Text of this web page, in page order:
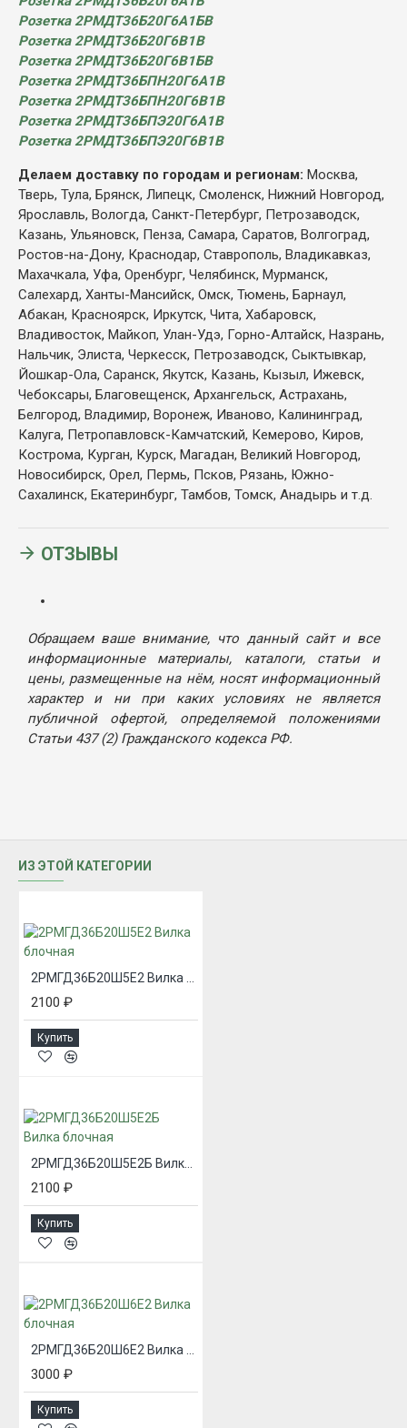
Розетка 2РМДТ36Б20Г6А1БВ
Розетка 2РМДТ36Б20Г6В1В
Розетка 2РМДТ36Б20Г6В1БВ
Розетка 2РМДТ36БПН20Г6А1В
Розетка 2РМДТ36БПН20Г6В1В
Розетка 2РМДТ36БПЭ20Г6А1В
Розетка 2РМДТ36БПЭ20Г6В1В
Делаем доставку по городам и регионам: Москва,
Тверь, Тула, Брянск, Липецк, Смоленск, Нижний Новгород,
Ярославль, Вологда, Санкт-Петербург, Петрозаводск,
Казань, Ульяновск, Пенза, Самара, Саратов, Волгоград,
Ростов-на-Дону, Краснодар, Ставрополь, Владикавказ,
Махачкала, Уфа, Оренбург, Челябинск, Мурманск,
Салехард, Ханты-Мансийск, Омск, Тюмень, Барнаул,
Абакан, Красноярск, Иркутск, Чита, Хабаровск,
Владивосток, Майкоп, Улан-Удэ, Горно-Алтайск, Назрань,
Нальчик, Элиста, Черкесск, Петрозаводск, Сыктывкар,
Йошкар-Ола, Саранск, Якутск, Казань, Кызыл, Ижевск,
Чебоксары, Благовещенск, Архангельск, Астрахань,
Белгород, Владимир, Воронеж, Иваново, Калининград,
Калуга, Петропавловск-Камчатский, Кемерово, Киров,
Кострома, Курган, Курск, Магадан, Великий Новгород,
Новосибирск, Орел, Пермь, Псков, Рязань, Южно-
Сахалинск, Екатеринбург, Тамбов, Томск, Анадырь и т.д.
ОТЗЫВЫ
Обращаем ваше внимание, что данный сайт и все
информационные материалы, каталоги, статьи и
цены, размещенные на нём, носят информационный
характер и ни при каких условиях не является
публичной офертой, определяемой положениями
Статьи 437 (2) Гражданского кодекса РФ.
ИЗ ЭТОЙ КАТЕГОРИИ
2100 ₽
Купить
2РМГД36Б20Ш5Е2Б Вилка блочная
2100 ₽
Купить
2РМГД36Б20Ш6Е2 Вилка блочная
3000 ₽
Купить